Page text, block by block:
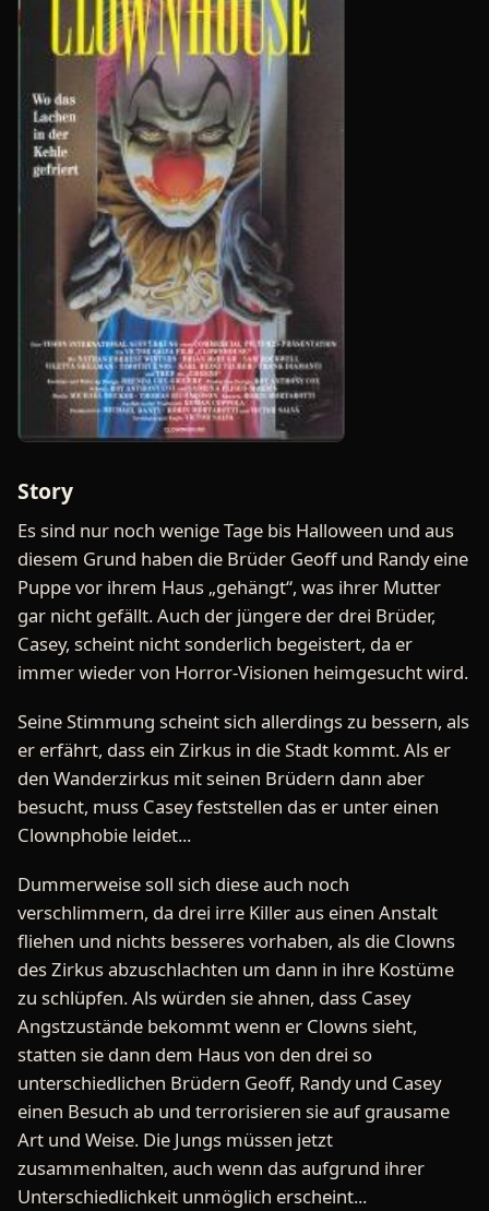
Story
Es sind nur noch wenige Tage bis Halloween und aus
diesem Grund haben die Brüder Geoff und Randy eine
Puppe vor ihrem Haus „gehängt“, was ihrer Mutter
gar nicht gefällt. Auch der jüngere der drei Brüder,
Casey, scheint nicht sonderlich begeistert, da er
immer wieder von Horror-Visionen heimgesucht wird.
Seine Stimmung scheint sich allerdings zu bessern, als
er erfährt, dass ein Zirkus in die Stadt kommt. Als er
den Wanderzirkus mit seinen Brüdern dann aber
besucht, muss Casey feststellen das er unter einen
Clownphobie leidet...
Dummerweise soll sich diese auch noch
verschlimmern, da drei irre Killer aus einen Anstalt
fliehen und nichts besseres vorhaben, als die Clowns
des Zirkus abzuschlachten um dann in ihre Kostüme
zu schlüpfen. Als würden sie ahnen, dass Casey
Angstzustände bekommt wenn er Clowns sieht,
statten sie dann dem Haus von den drei so
unterschiedlichen Brüdern Geoff, Randy und Casey
einen Besuch ab und terrorisieren sie auf grausame
Art und Weise. Die Jungs müssen jetzt
zusammenhalten, auch wenn das aufgrund ihrer
Unterschiedlichkeit unmöglich erscheint...